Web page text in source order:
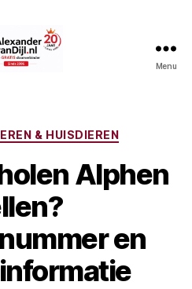
Menu
Categorieën
& HUISDIEREN
Alphen
en